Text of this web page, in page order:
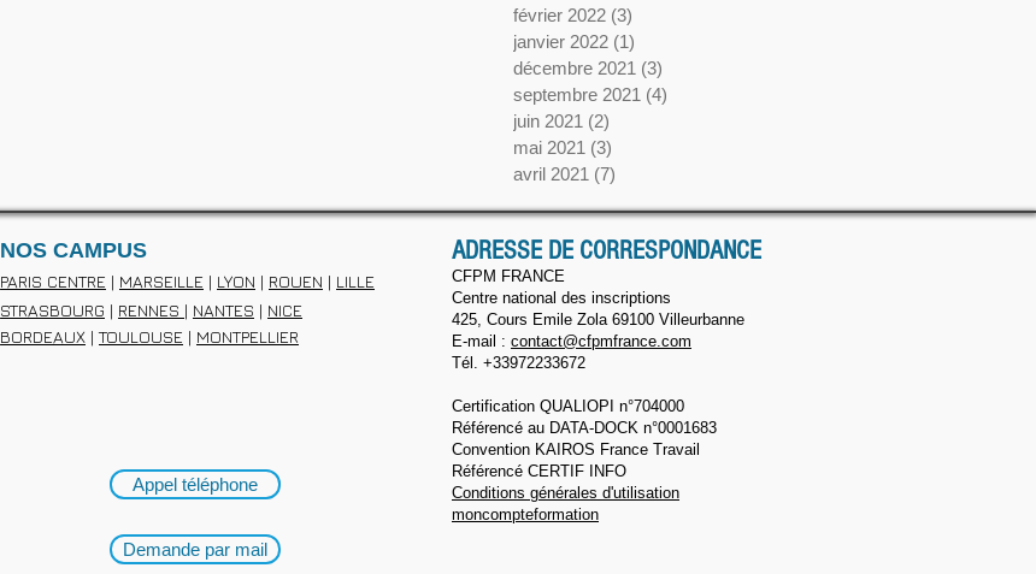
février 2022 (3)
janvier 2022 (1)
décembre 2021 (3)
septembre 2021 (4)
juin 2021 (2)
mai 2021 (3)
avril 2021 (7)
NOS CAMPUS
PARIS CENTRE | MARSEILLE | LYON | ROUEN | LILLE
STRASBOURG | RENNES | NANTES | NICE
BORDEAUX |TOULOUSE | MONTPELLIER
Appel téléphone
Demande par mail
ADRESSE DE CORRESPONDANCE
CFPM FRANCE
Centre national des inscriptions
425, Cours Emile Zola 69100 Villeurbanne
E-mail : contact@cfpmfrance.com
Tél. +33972233672​
Certification QUALIOPI n°704000
Référencé au DATA-DOCK n°0001683
Convention KAIROS France Travail
Référencé CERTIF INFO
Conditions générales d'utilisation
moncompteformation